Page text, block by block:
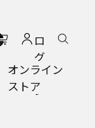
ロ
グ
イ
ン
オンライン
ストア